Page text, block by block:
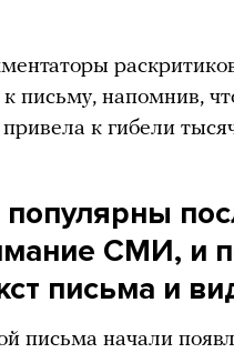
письму, напомнив,
к гибели
СМИ, и
письма и
письма начали